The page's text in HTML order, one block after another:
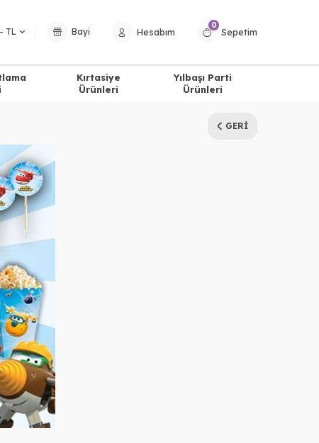
TL Bayi Hesabım
0
Sepetim
Kırtasiye
Ürünleri
Yılbaşı Parti
Ürünleri
GERI